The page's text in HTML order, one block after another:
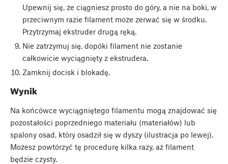
Upewnij się, że ciągniesz prosto do góry, a nie na boki, w
przeciwnym razie filament może zerwać się w środku.
Przytrzymaj ekstruder drugą ręką.
Nie zatrzymuj się, dopóki filament nie zostanie
całkowicie wyciągnięty z ekstrudera.
Zamknij docisk i blokadę.
Wynik
Na końcówce wyciągniętego filamentu mogą znajdować się
pozostałości poprzedniego materiału (materiałów) lub
spalony osad, który osadził się w dyszy (ilustracja po lewej).
Możesz powtórzyć tę procedurę kilka razy, aż filament
będzie czysty.